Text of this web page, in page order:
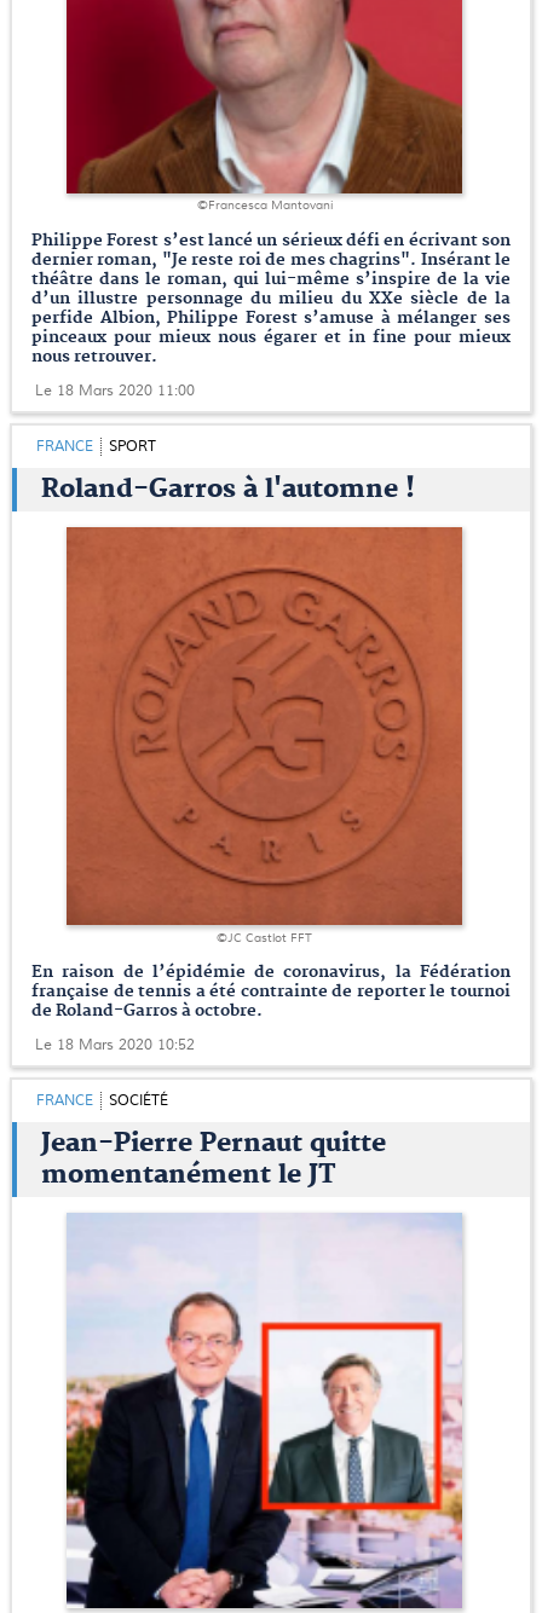
©Francesca Mantovani
Philippe Forest s’est lancé un sérieux défi en écrivant son
dernier roman, "Je reste roi de mes chagrins". Insérant le
théâtre dans le roman, qui lui-même s’inspire de la vie
d’un illustre personnage du milieu du XXe siècle de la
perfide Albion, Philippe Forest s’amuse à mélanger ses
pinceaux pour mieux nous égarer et in fine pour mieux
nous retrouver.
Le 18 Mars 2020 11:00
FRANCE SPORT
Roland-Garros à l'automne !
©JC Castlot FFT
En raison de l’épidémie de coronavirus, la Fédération
française de tennis a été contrainte de reporter le tournoi
de Roland-Garros à octobre.
Le 18 Mars 2020 10:52
FRANCE SOCIÉTÉ
Jean-Pierre Pernaut quitte
momentanément le JT